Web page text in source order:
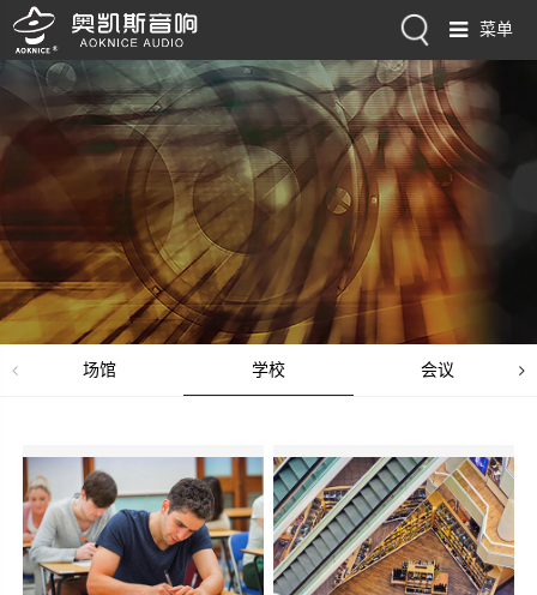
菜单
场馆 学校 会议